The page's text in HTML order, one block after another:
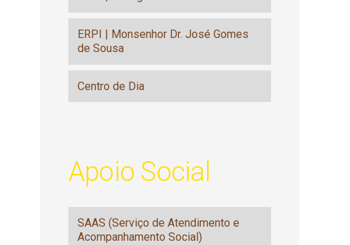
ERPI | Monsenhor Dr. José Gomes
de Sousa
Centro de Dia
Apoio Social
SAAS (Serviço de Atendimento e
Acompanhamento Social)